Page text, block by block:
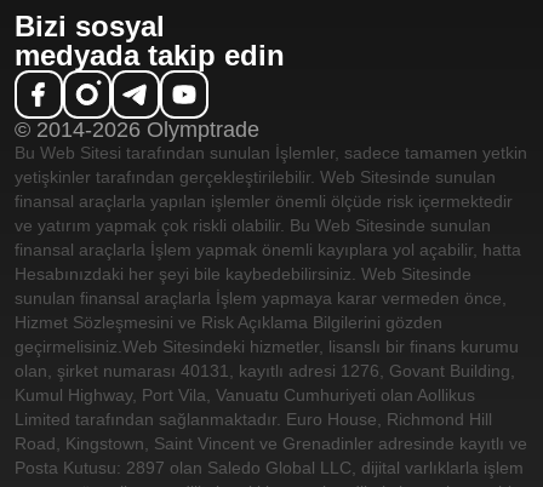
Bizi sosyal
medyada takip edin
© 2014-2026 Olymptrade
Bu Web Sitesi tarafından sunulan İşlemler, sadece tamamen yetkin
yetişkinler tarafından gerçekleştirilebilir. Web Sitesinde sunulan
finansal araçlarla yapılan işlemler önemli ölçüde risk içermektedir
ve yatırım yapmak çok riskli olabilir. Bu Web Sitesinde sunulan
finansal araçlarla İşlem yapmak önemli kayıplara yol açabilir, hatta
Hesabınızdaki her şeyi bile kaybedebilirsiniz. Web Sitesinde
sunulan finansal araçlarla İşlem yapmaya karar vermeden önce,
Hizmet Sözleşmesini ve Risk Açıklama Bilgilerini gözden
geçirmelisiniz. Web Sitesindeki hizmetler, lisanslı bir finans kurumu
olan, şirket numarası 40131, kayıtlı adresi 1276, Govant Building,
Kumul Highway, Port Vila, Vanuatu Cumhuriyeti olan Aollikus
Limited tarafından sağlanmaktadır. Euro House, Richmond Hill
Road, Kingstown, Saint Vincent ve Grenadinler adresinde kayıtlı ve
Posta Kutusu: 2897 olan Saledo Global LLC, dijital varlıklarla işlem